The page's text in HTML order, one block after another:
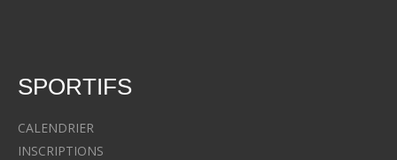
SPORTIFS
CALENDRIER
INSCRIPTIONS